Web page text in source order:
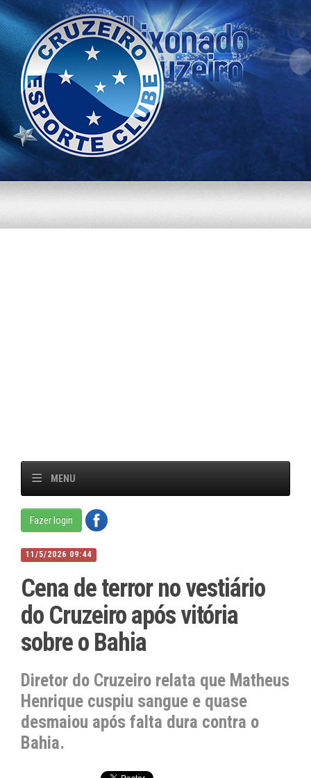
MENU
Fazer login
11/5/2026 09:44
Cena de terror no vestiário
do Cruzeiro após vitória
sobre o Bahia
Diretor do Cruzeiro relata que Matheus
Henrique cuspiu sangue e quase
desmaiou após falta dura contra o
Bahia.